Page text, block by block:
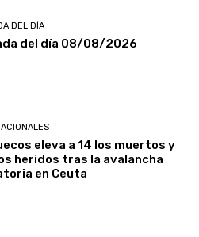
DEL DÍA
del día 08/08/2026
eleva a 14 los muertos y
heridos tras la avalancha
en Ceuta